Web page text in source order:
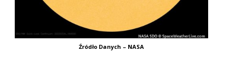
Źródło Danych – NASA